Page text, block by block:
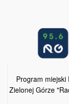
Program miejski
Zielonej Górze